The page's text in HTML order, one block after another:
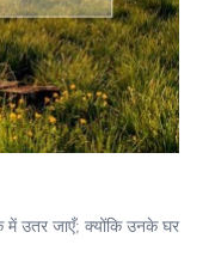
में उतर जाएँ; क्योंकि उनके घर